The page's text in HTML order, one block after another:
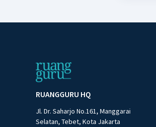
RUANGGURU HQ
Jl. Dr. Saharjo No.161, Manggarai
Selatan, Tebet, Kota Jakarta